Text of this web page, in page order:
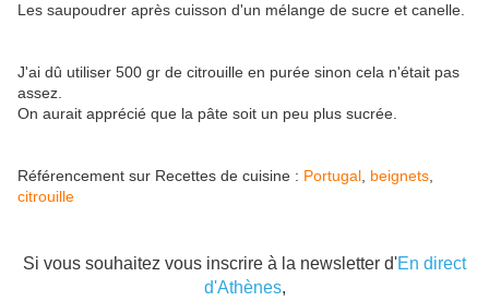
Les saupoudrer après cuisson d'un mélange de sucre et canelle.
J'ai dû utiliser 500 gr de citrouille en purée sinon cela n'était pas
assez.
On aurait apprécié que la pâte soit un peu plus sucrée.
Référencement sur Recettes de cuisine : Portugal beignets
citrouille
Si vous souhaitez vous inscrire à la newsletter d'En direct
d'Athènes,